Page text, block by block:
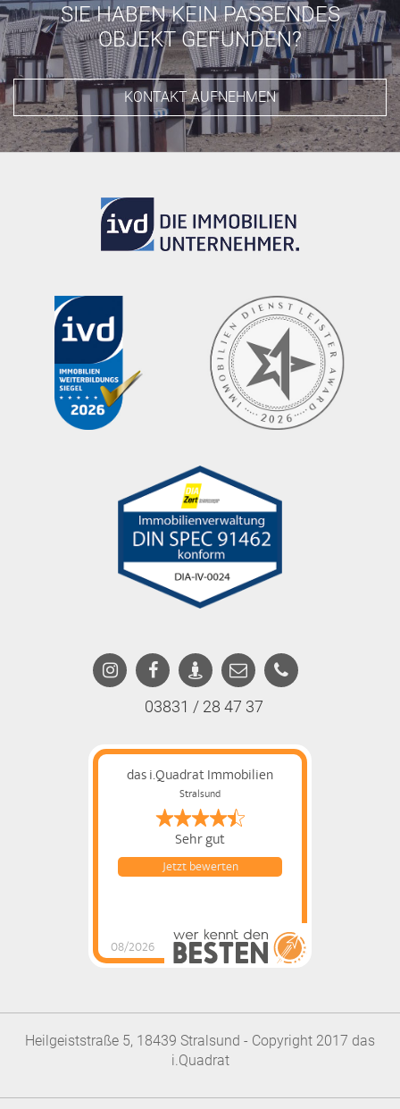
SIE HABEN KEIN PASSENDES
OBJEKT GEFUNDEN?
KONTAKT AUFNEHMEN
03831 / 28 47 37
das i.Quadrat Immobilien
Stralsund
Sehr gut
08/2026
Jetzt bewerten
das i.Quadrat
Immobilien hat4.77
Heilgeiststraße 5, 18439 Stralsund - Copyright 2017 das
i.Quadrat